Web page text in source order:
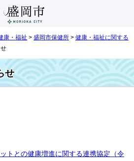
康・福祉 > 盛岡市保健所 > 健康・福祉に関する
せ
トとの健康増進に関する連携協定（令